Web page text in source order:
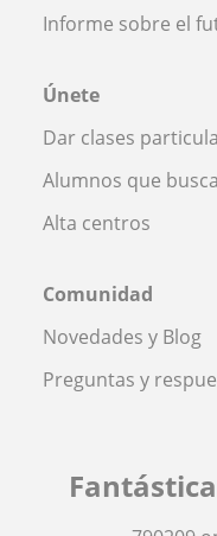
Informe sobre el
Únete
Dar clases
Alumnos que
Alta centros
Comunidad
Novedades y Blog
Preguntas y
Fantástica